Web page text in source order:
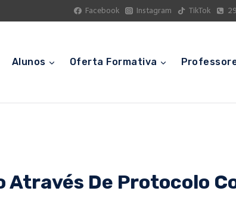
Facebook Instagram TikTok
Alunos Oferta Formativa
De Protocolo